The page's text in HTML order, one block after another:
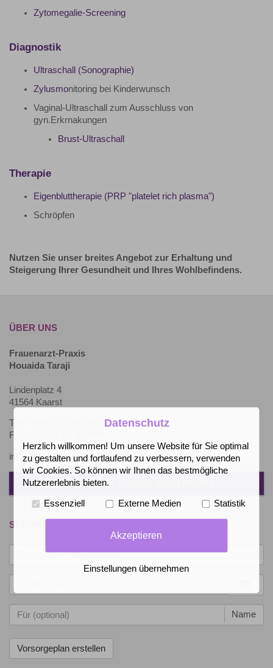
Zytomegalie-Screening
Diagnostik
Ultraschall (Sonographie)
Zylusmonitoring bei Kinderwunsch
Vaginal-Ultraschall zum Ausschluss von
gyn.Erkrnakungen
Brust-Ultraschall
Therapie
Eigenbluttherapie (PRP "platelet rich plasma")
Schröpfen
Nutzen Sie unser breites Angebot zur Erhaltung und
Steigerung Ihrer Gesundheit und Ihres Wohlbefindens.
ÜBER UNS
Frauenarzt-Praxis
Houaida Taraji
Lindenplatz 4
41564 Kaarst
Tel.: +49 (2131) 602888
Fax: +49 (2131) 602889
info@frauenaerztin-kaarst.de
KARRIERE & ONLINE-BEWERBUNG
SCHWANGERSCHAFTS-VORSORGEPLANER
Errechneter Geburtstermin
Name
Datenschutz
Herzlich willkommen! Um unsere Website für Sie optimal
zu gestalten und fortlaufend zu verbessern, verwenden
wir Cookies. So können wir Ihnen das bestmögliche
Nutzererlebnis bieten.
Essenziell Externe Medien Statistik
Akzeptieren
Einstellungen übernehmen